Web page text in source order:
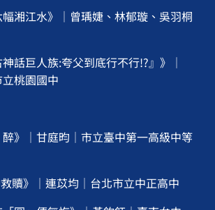
湘江水》｜曾瑀婕、林郁璇、吳羽桐
話巨人族:夸父到底行不行!?』》｜
桃園國中
》｜甘庭昀｜市立臺中第一高級中等
贖》｜連苡均｜台北市立中正高中